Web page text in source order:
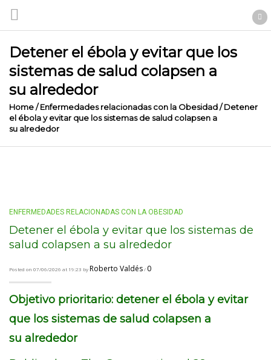
Detener el ébola y evitar que los
sistemas de salud colapsen a
su alrededor
Home/ Enfermedades relacionadas con la Obesidad/ Detener
el ébola y evitar que los sistemas de salud colapsen a
su alrededor
ENFERMEDADES RELACIONADAS CON LA OBESIDAD
Detener el ébola y evitar que los sistemas de
salud colapsen a su alrededor
Posted on 07/06/2026 at 19:23 byRoberto Valdés/ 0
Objetivo prioritario: detener el ébola y evitar
que los sistemas de salud colapsen a
su alrededor